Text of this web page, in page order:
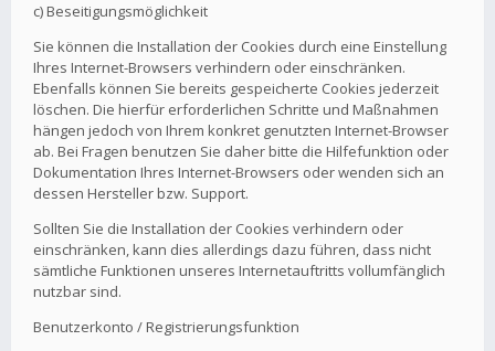
c) Beseitigungsmöglichkeit
Sie können die Installation der Cookies durch eine Einstellung
Ihres Internet-Browsers verhindern oder einschränken.
Ebenfalls können Sie bereits gespeicherte Cookies jederzeit
löschen. Die hierfür erforderlichen Schritte und Maßnahmen
hängen jedoch von Ihrem konkret genutzten Internet-Browser
ab. Bei Fragen benutzen Sie daher bitte die Hilfefunktion oder
Dokumentation Ihres Internet-Browsers oder wenden sich an
dessen Hersteller bzw. Support.
Sollten Sie die Installation der Cookies verhindern oder
einschränken, kann dies allerdings dazu führen, dass nicht
sämtliche Funktionen unseres Internetauftritts vollumfänglich
nutzbar sind.
Benutzerkonto / Registrierungsfunktion